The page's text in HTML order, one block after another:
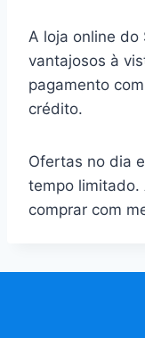
A loja online do
vantajosos à
pagamento
crédito.
Ofertas no dia
tempo limitado.
comprar com